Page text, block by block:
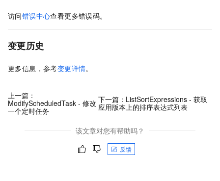
访问错误中心查看更多错误码。
变更历史
更多信息，参考变更详情。
上一篇：
ModifyScheduledTask - 修改
一个定时任务
下一篇： ListSortExpressions - 获取
应用版本上的排序表达式列表
该文章对您有帮助吗？
反馈